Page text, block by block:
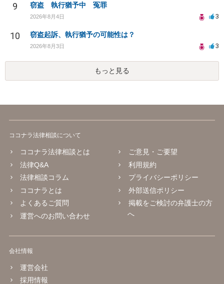
9 窃盗 執行猶予中 冤罪
2026年8月4日 3
10 窃盗起訴、執行猶予の可能性は？
2026年8月3日 3
もっと見る
ココナラ法律相談について
ココナラ法律相談とは
法律Q&A
法律相談コラム
ココナラとは
よくあるご質問
運営へのお問い合わせ
ご意見・ご要望
利用規約
プライバシーポリシー
外部送信ポリシー
掲載をご検討の弁護士の方
へ
会社情報
運営会社
採用情報